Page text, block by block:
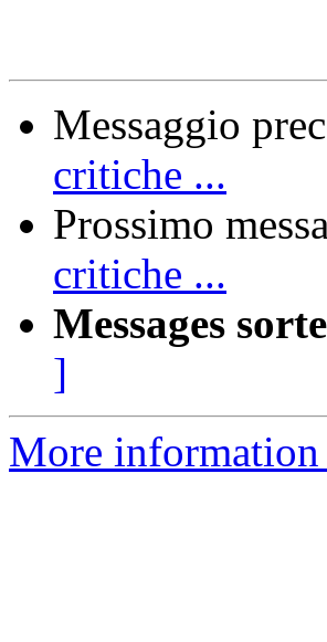
Messaggio
critiche ...
Prossimo
critiche ...
Messages
]
More